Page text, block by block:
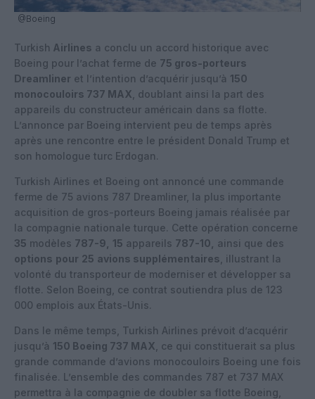
@Boeing
Turkish Airlines a conclu un accord historique avec
Boeing pour l’achat ferme de 75 gros-porteurs
Dreamliner et l’intention d’acquérir jusqu’à 150
monocouloirs 737 MAX , doublant ainsi la part des
appareils du constructeur américain dans sa flotte.
L’annonce par Boeing intervient peu de temps après
après une rencontre entre le président Donald Trump et
son homologue turc Erdogan.
Turkish Airlines et Boeing ont annoncé une commande
ferme de 75 avions 787 Dreamliner, la plus importante
acquisition de gros-porteurs Boeing jamais réalisée par
la compagnie nationale turque. Cette opération concerne
35 modèles 787-9, 15 appareils 787-10,
ainsi que des
options pour 25 avions supplémentaires , illustrant la
volonté du transporteur de moderniser et développer sa
flotte. Selon Boeing, ce contrat soutiendra plus de 123
000 emplois aux États-Unis.
Dans le même temps, Turkish Airlines prévoit d’acquérir
jusqu’à 150 Boeing 737 MAX , ce qui constituerait sa plus
grande commande d’avions monocouloirs Boeing une fois
finalisée. L’ensemble des commandes 787 et 737 MAX
permettra à la compagnie de doubler sa flotte Boeing,